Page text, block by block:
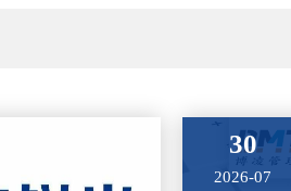
30
2026-07